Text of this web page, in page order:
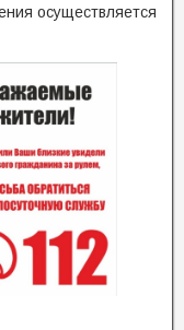
осуществляется